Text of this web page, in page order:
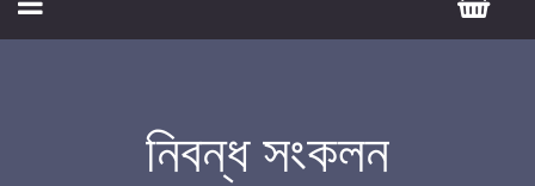
নিবন্ধ সংকলন